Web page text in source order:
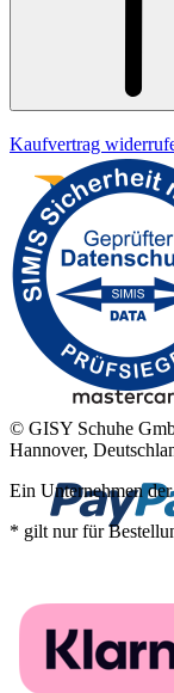
Kaufvertrag
© GISY Schuhe
Hannover,
Ein Unternehmen
* gilt nur für